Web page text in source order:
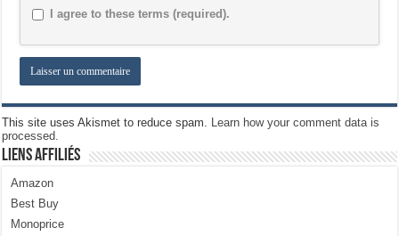
I agree to these terms (required).
This site uses Akismet to reduce spam. Learn how your comment data is
processed.
Liens Affiliés
Amazon
Best Buy
Monoprice